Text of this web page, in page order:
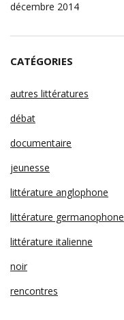
décembre 2014
CATÉGORIES
autres littératures
débat
documentaire
jeunesse
littérature anglophone
littérature germanophone
littérature italienne
noir
rencontres